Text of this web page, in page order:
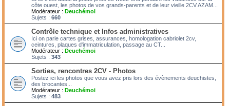
côte ouest, les photos de vos grands-parents et de leur vieille 2CV AZAM...
Modérateur : Deuchémoi
Sujets : 660
Contrôle technique et Infos administratives
Ici on parle cartes grises, assurances, homologation cabriolet 2cv,
ceintures, plaques d'immatriculation, passage au CT...
Modérateur : Deuchémoi
Sujets : 343
Sorties, rencontres 2CV - Photos
Postez ici les photos que vous avez pris lors des évènements deuchistes,
des brocantes...
Modérateur : Deuchémoi
Sujets : 483